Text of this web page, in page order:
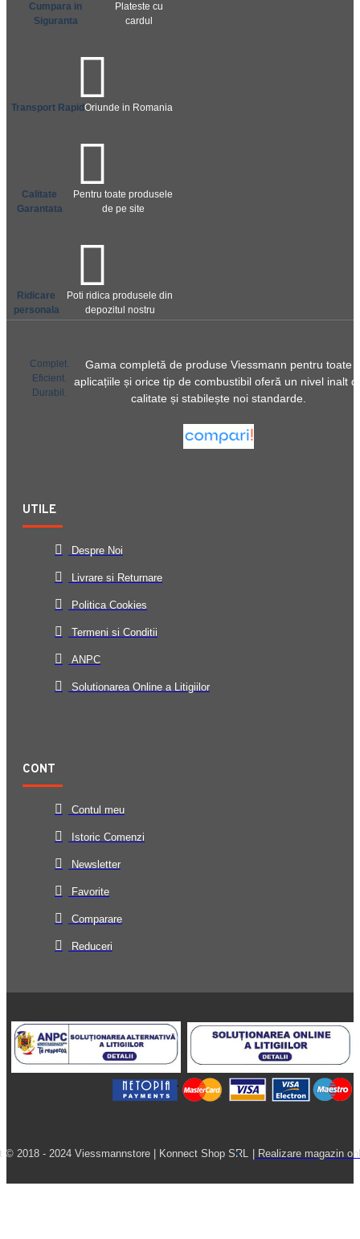
Cumpara in
Siguranta
Plateste cu
cardul
Transport RapidOriunde in Romania
Calitate
Garantata
Pentru toate produsele
de pe site
Ridicare
personala
Poti ridica produsele din
depozitul nostru
Complet.
Eficient.
Durabil.
Gama completă de produse Viessmann pentru toate
aplicațiile și orice tip de combustibil oferă un nivel inalt
calitate și stabilește noi standarde.
UTILE
Despre Noi
Livrare si Returnare
Politica Cookies
Termeni si Conditii
ANPC
Solutionarea Online a Litigiilor
CONT
Contul meu
Istoric Comenzi
Newsletter
Favorite
Comparare
Reduceri
© 2018 - 2024 Viessmannstore | Konnect Shop SRL | Realizare magazin